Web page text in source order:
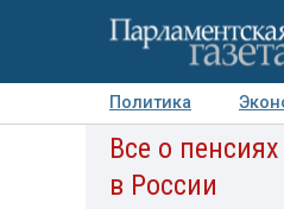
Политика
Авторы
Все о пенсиях
в России